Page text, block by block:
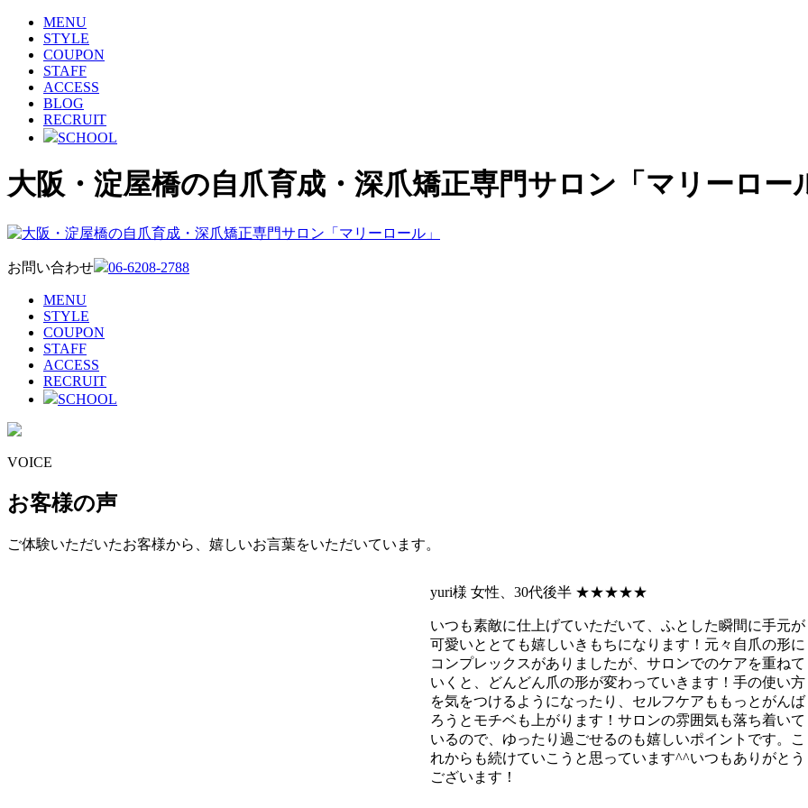
MENU
STYLE
COUPON
STAFF
ACCESS
BLOG
RECRUIT
SCHOOL
大阪・淀屋橋の自爪育成・深爪矯正専門サロン「マリーロー
お問い合わせ 06-6208-2788
MENU
STYLE
COUPON
STAFF
ACCESS
RECRUIT
SCHOOL
VOICE
お客様の声
ご体験いただいたお客様から、嬉しいお言葉をいただいています。
yuri様 女性、30代後半 ★★★★★
いつも素敵に仕上げていただいて、ふとした瞬間に手元が
可愛いととても嬉しいきもちになります！元々自爪の形に
コンプレックスがありましたが、サロンでのケアを重ねて
いくと、どんどん爪の形が変わっていきます！手の使い方
を気をつけるようになったり、セルフケアももっとがんば
ろうとモチベも上がります！サロンの雰囲気も落ち着いて
いるので、ゆったり過ごせるのも嬉しいポイントです。こ
れからも続けていこうと思っています^^いつもありがとう
ございます！